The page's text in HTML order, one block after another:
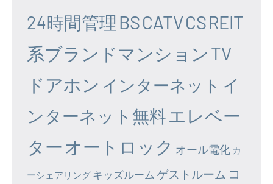
24時間管理 BSCATVCSREIT
系ブランドマンション TV
ドアホン インターネット イ
ンターネット無料エレベー
ター オートロック オール電化 カ
ーシェアリング キッズルーム ゲストルーム コ